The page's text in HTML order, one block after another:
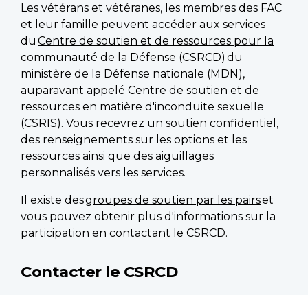
Les vétérans et vétéranes, les membres des FAC
et leur famille peuvent accéder aux services
du Centre de soutien et de ressources pour la
communauté de la Défense (CSRCD) du
ministère de la Défense nationale (MDN),
auparavant appelé Centre de soutien et de
ressources en matière d'inconduite sexuelle
(CSRIS). Vous recevrez un soutien confidentiel,
des renseignements sur les options et les
ressources ainsi que des aiguillages
personnalisés vers les services.
Il existe desgroupes de soutien par les pairset
vous pouvez obtenir plus d'informations sur la
participation en contactant le CSRCD.
Contacter le CSRCD